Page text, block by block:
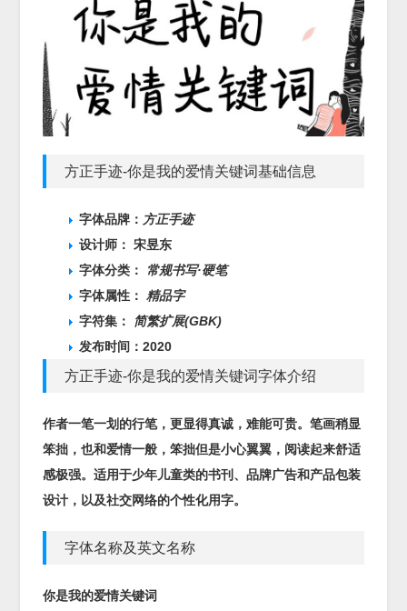
方正手迹-你是我的爱情关键词基础信息
字体品牌： 方正手迹
设计师： 宋昱东
字体分类：
常规书写·硬笔
字体属性：精品字
字符集：
简繁扩展(GBK)
发布时间：2020
方正手迹-你是我的爱情关键词字体介绍
作者一笔一划的行笔，更显得真诚，难能可贵。笔画稍显
笨拙，也和爱情一般，笨拙但是小心翼翼，阅读起来舒适
感极强。适用于少年儿童类的书刊、品牌广告和产品包装
设计，以及社交网络的个性化用字。
字体名称及英文名称
你是我的爱情关键词